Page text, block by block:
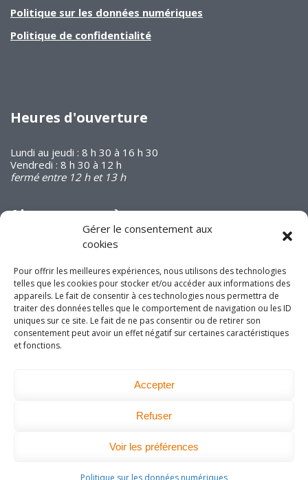
Gérer le consentement aux
cookies
Pour offrir les meilleures expériences, nous utilisons des technologies
telles que les cookies pour stocker et/ou accéder aux informations des
appareils. Le fait de consentir à ces technologies nous permettra de
traiter des données telles que le comportement de navigation ou les ID
uniques sur ce site. Le fait de ne pas consentir ou de retirer son
consentement peut avoir un effet négatif sur certaines caractéristiques
et fonctions.
Accepter
Refuser
Voir les préférences
Politique sur les données numériques
Politique sur les données numériques
Politique de confidentialité
Heures d'ouverture
Lundi au jeudi : 8 h 30 à 16 h 30
Vendredi : 8 h 30 à 12 h
fermé entre 12 h et 13 h
Abonnez-vous à
notre infolettre
Joignez-vous à nous
sur les réseaux
sociaux!